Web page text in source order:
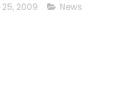
2009
News